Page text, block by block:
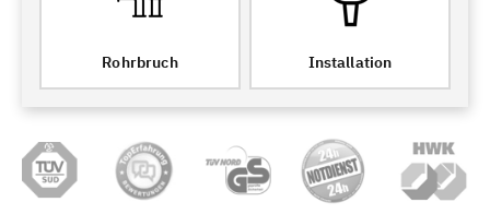
Rohrbruch Installation